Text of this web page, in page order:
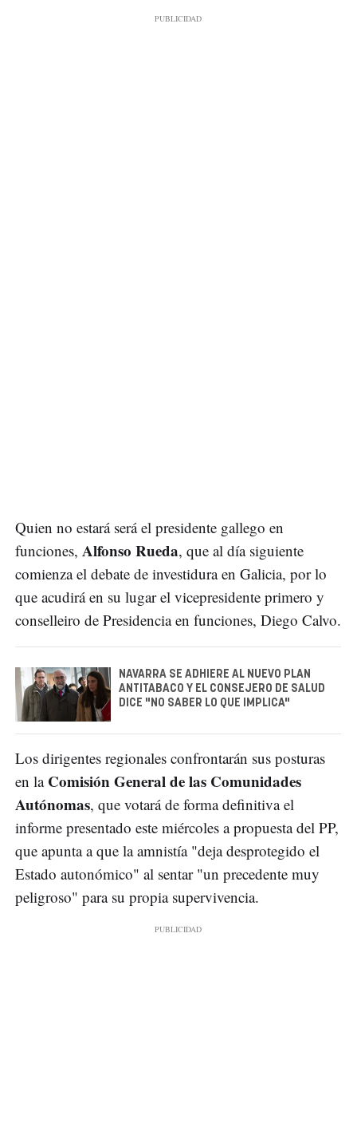
Quien no estará será el presidente gallego en
funciones, Alfonso Rueda, que al día siguiente
comienza el debate de investidura en Galicia, por lo
que acudirá en su lugar el vicepresidente primero y
conselleiro de Presidencia en funciones, Diego Calvo.
NAVARRA SE ADHIERE AL NUEVO PLAN
ANTITABACO Y EL CONSEJERO DE SALUD
DICE "NO SABER LO QUE IMPLICA"
Los dirigentes regionales confrontarán sus posturas
en la Comisión General de las Comunidades
Autónomas, que votará de forma definitiva el
informe presentado este miércoles a propuesta del PP,
que apunta a que la amnistía "deja desprotegido el
Estado autonómico" al sentar "un precedente muy
peligroso" para su propia supervivencia.